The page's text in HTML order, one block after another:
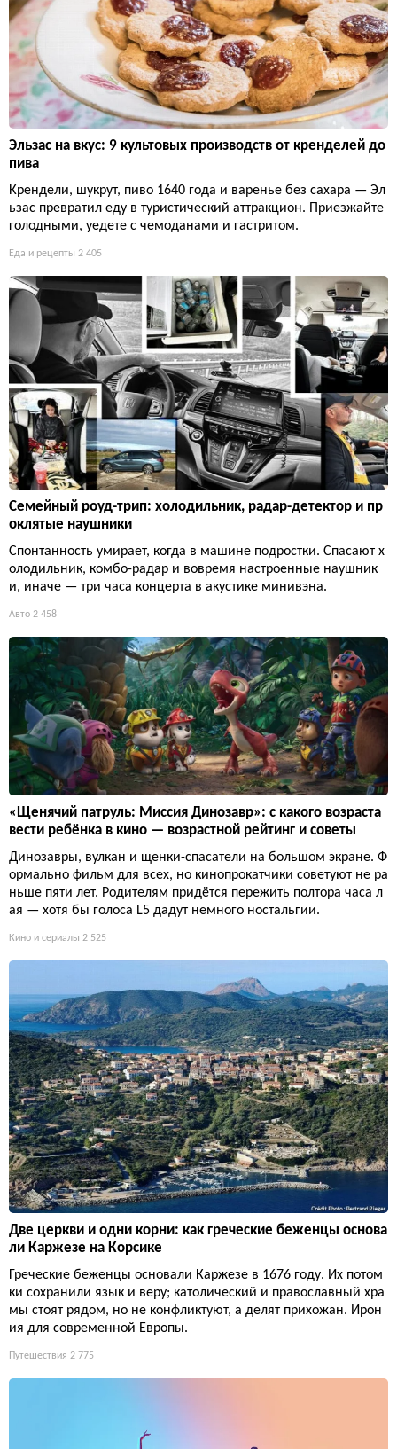
Эльзас на вкус: 9 культовых производств от кренделей до
пива
Крендели, шукрут, пиво 1640 года и варенье без сахара — Эл
ьзас превратил еду в туристический аттракцион. Приезжайте
голодными, уедете с чемоданами и гастритом.
Еда и рецепты 2 405
Семейный роуд-трип: холодильник, радар-детектор и пр
оклятые наушники
Спонтанность умирает, когда в машине подростки. Спасают х
олодильник, комбо-радар и вовремя настроенные наушник
и, иначе — три часа концерта в акустике минивэна.
Авто 2 458
«Щенячий патруль: Миссия Динозавр»: с какого возраста
вести ребёнка в кино — возрастной рейтинг и советы
Динозавры, вулкан и щенки-спасатели на большом экране. Ф
ормально фильм для всех, но кинопрокатчики советуют не ра
ньше пяти лет. Родителям придётся пережить полтора часа л
ая — хотя бы голоса L5 дадут немного ностальгии.
Кино и сериалы 2 525
Две церкви и одни корни: как греческие беженцы основа
ли Каржезе на Корсике
Греческие беженцы основали Каржезе в 1676 году. Их потом
ки сохранили язык и веру; католический и православный хра
мы стоят рядом, но не конфликтуют, а делят прихожан. Ирон
ия для современной Европы.
Путешествия 2 775